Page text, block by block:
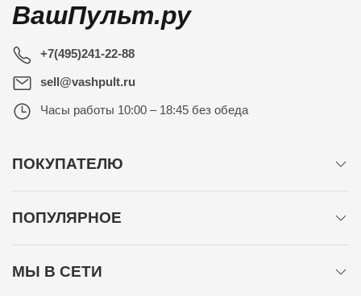
ВашПульт.ру
+7(495)241-22-88
sell@vashpult.ru
Часы работы 10:00 – 18:45 без обеда
ПОКУПАТЕЛЮ
ПОПУЛЯРНОЕ
МЫ В СЕТИ